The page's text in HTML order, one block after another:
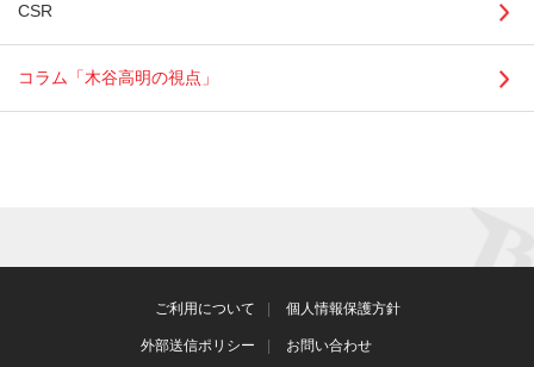
CSR
コラム「木谷高明の視点」
ご利用について 個人情報保護方針
外部送信ポリシー お問い合わせ